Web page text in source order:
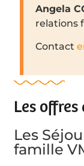
Angela
relations
Contact
Les offres
Les
famille